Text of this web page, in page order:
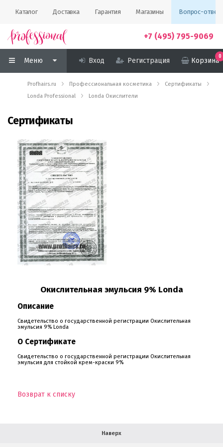
Каталог Доставка Гарантия Магазины Вопрос-ответ
+7 (495) 795-9069
Меню Вход Регистрация Корзина
0
Profhairs.ru Профессиональная косметика
Сертификаты
Londa Professional
Londa Окислители
Сертификаты
Окислительная эмульсия 9% Londa
Описание
Свидетельство о государственной регистрации Окислительная
эмульсия 9% Londa
О Сертификате
Свидетельство о государственной регистрации Окислительная
эмульсия для стойкой крем-краски 9%
Возврат к списку
Наверх
Ваша скидка
В помощь покупателю
Как купить